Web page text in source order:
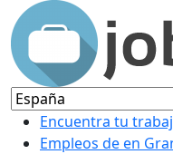
Encuentra tu
Empleos de en